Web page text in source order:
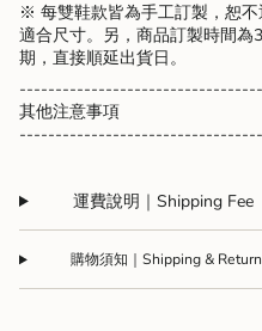
※ 每雙鞋款皆為手工訂製，恕
適合尺寸。另，商品訂製時間
期，直接順延出貨日。
其他注意事項
運費說明｜Shipping Fee
購物須知｜Shipping &